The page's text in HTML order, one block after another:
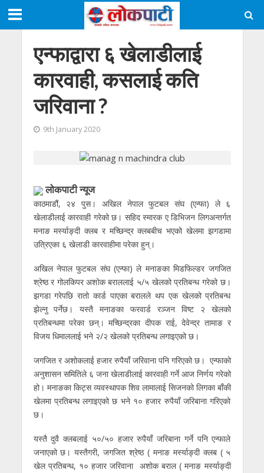
एन्फाद्वारा ६ खेलाडीलाई
कारवाही, कसलाई कति
जरिवाना ?
9th January 2020
लाेकपाटी न्यूज
काठमाडौं, २४ पुस। अखिल नेपाल फुटबल संघ (एन्फा) ले ६
खेलाडीलाई कारवाही गरेको छ। सहिद स्मारक ए डिभिजन लिगअन्तर्गत
मनाङ मर्स्याङ्दी क्लब र मच्छिन्द्र क्लबबीच भएको खेलमा झगडामा
उत्रिएका ६ खेलाडी कारवाहीमा परेका हुन्।
अखिल नेपाल फुटबल संघ (एन्फा) ले मनाङका मिडफिल्डर जगजित
श्रेष्ठ र गोलकिपर अशोक बराललाई ५/५ खेलको प्रतिबन्ध गरेको छ।
झगडा गरेपछि रातो कार्ड पाएका बरालले थप एक खेलको प्रतिबन्ध
झेल्नु पर्नेछ। यस्तै मनाङका फरवार्ड रञ्जन विष्ट २ खेलको
प्रतिबन्धमा परेका छन्। मच्छिन्द्रका दीपक राई, देवेन्द्र तामाङ र
विजय धिमाललाई भने २/२ खेलको प्रतिबन्ध लगाइएको छ।
जगजित र अशोकलाई हजार रुपैयाँ जरिवाना पनि गरिएको छ। एन्फाको
अनुशासन समितिले ६ जना खेलाडीलाई कारवाही गर्ने आज निर्णय गरेको
हो। मनाङका किट्स व्यवस्थापक शिव लामालाई सिजनको लिगका बाँकी
खेलमा प्रतिबन्ध लगाइएको छ भने १० हजार रुपैयाँ जरिबाना गरिएको
छ।
यस्तै दुवै क्लबलाई ५०/५० हजार रुपैयाँ जरिबाना गर्ने पनि एन्फाले
जनाएको छ। यस्तैगरी, जगजित श्रेष्ठ ( मनाङ मर्स्याङ्दी क्लब ( ५
खेल प्रतिबन्ध, १० हजार जरिवाना अशोक बराल ( मनाङ मर्स्याङ्दी